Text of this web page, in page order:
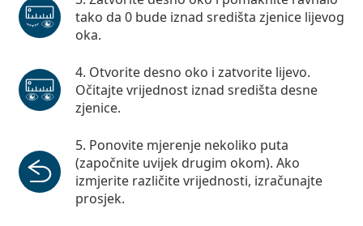
tako da 0 bude iznad središta zjenice lijevog
oka.
Otvorite desno oko i zatvorite lijevo.
Očitajte vrijednost iznad središta desne
zjenice.
Ponovite mjerenje nekoliko puta
(započnite uvijek drugim okom). Ako
izmjerite različite vrijednosti, izračunajte
prosjek.